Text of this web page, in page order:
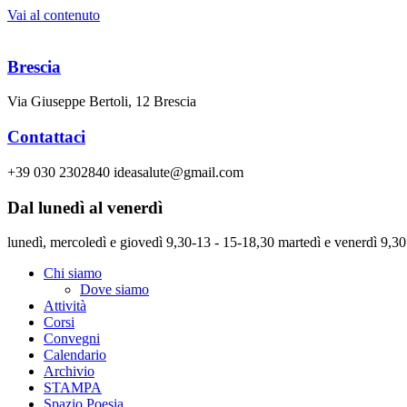
Vai al contenuto
Brescia
Via Giuseppe Bertoli, 12 Brescia
Contattaci
+39 030 2302840 ideasalute@gmail.com
Dal lunedì al venerdì
lunedì, mercoledì e giovedì 9,30-13 - 15-18,30 martedì e venerdì
Chi siamo
Dove siamo
Attività
Corsi
Convegni
Calendario
Archivio
STAMPA